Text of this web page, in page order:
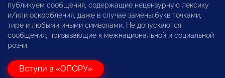
публикуем сообщения, содержащие нецензурную лексику
и/или оскорбления, даже в случае замены букв точками,
тире и любыми иными символами. Не допускаются
сообщения, призывающие к межнациональной и социальной
розни.
Вступи в «ОПОРУ»